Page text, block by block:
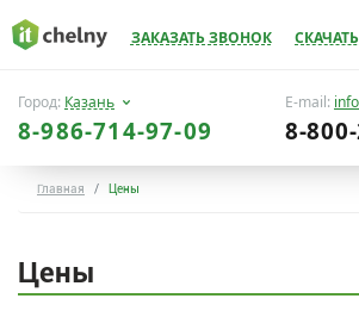
ЗАКАЗАТЬ ЗВОНОК
Город: Казань
8-986-714-97-09
E-mail:
8-
Главная Цены
Цены